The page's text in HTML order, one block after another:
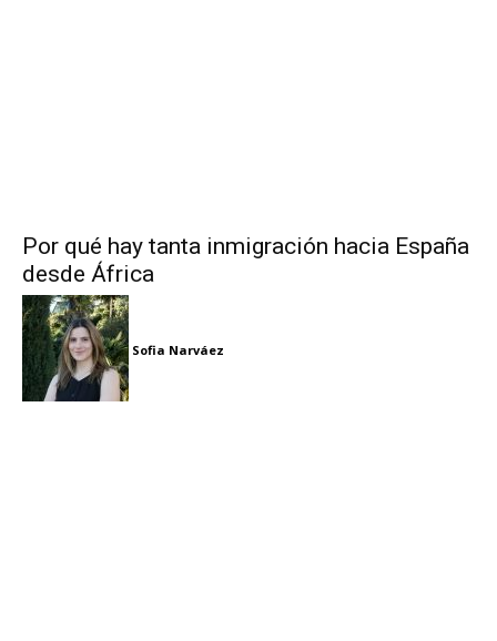
Por qué hay tanta inmigración hacia España
desde África
Sofia Narváez